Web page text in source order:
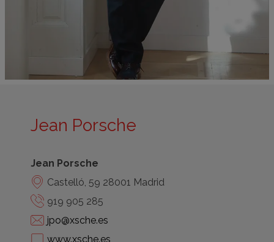
Jean Porsche
Jean Porsche
Castelló, 59 28001 Madrid
919 905 285
jpo@xsche.es
www.xsche.es